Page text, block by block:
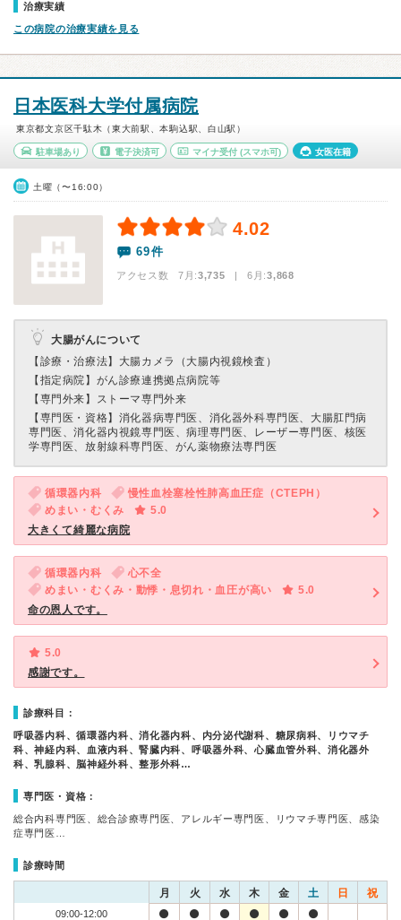
治療実績
この病院の治療実績を見る
日本医科大学付属病院
東京都文京区千駄木（東大前駅、本駒込駅、白山駅）
駐車場あり 電子決済可 マイナ受付 (スマホ可) 女医在籍
土曜（〜16:00）
4.02
69件
アクセス数 7月:3,735 | 6月:3,868
大腸がんについて
【診療・治療法】 大腸カメラ（大腸内視鏡検査）
【指定病院】 がん診療連携拠点病院等
【専門外来】 ストーマ専門外来
【専門医・資格】 消化器病専門医、消化器外科専門医、大腸肛門病
専門医、消化器内視鏡専門医、病理専門医、レーザー専門医、核医
学専門医、放射線科専門医、がん薬物療法専門医
循環器内科
慢性血栓塞栓性肺高血圧症（CTEPH）
めまい・むくみ
5.0
大きくて綺麗な病院
循環器内科
心不全
めまい・むくみ・動悸・息切れ・血圧が高い
5.0
命の恩人です。
5.0
感謝です。
診療科目：
呼吸器内科、循環器内科、消化器内科、内分泌代謝科、糖尿病科、リウマチ
科、神経内科、血液内科、腎臓内科、呼吸器外科、心臓血管外科、消化器外
科、乳腺科、脳神経外科、整形外科…
専門医・資格：
総合内科専門医、総合診療専門医、アレルギー専門医、リウマチ専門医、感染
症専門医…
診療時間
月 火 水 木 金 土 日 祝
09:00-12:00